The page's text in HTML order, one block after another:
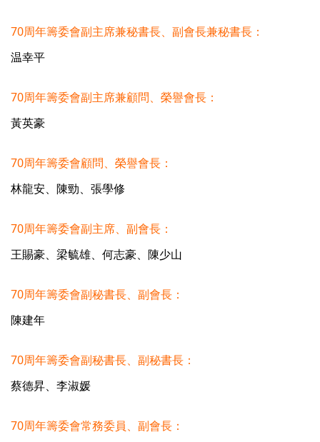
70周年籌委會副主席兼秘書長、副會長兼秘書長：
温幸平
70周年籌委會副主席兼顧問、榮譽會長：
黃英豪
70周年籌委會顧問、榮譽會長：
林龍安、陳勁、張學修
70周年籌委會副主席、副會長：
王賜豪、梁毓雄、何志豪、陳少山
70周年籌委會副秘書長、副會長：
陳建年
70周年籌委會副秘書長、副秘書長：
蔡德昇、李淑媛
70周年籌委會常務委員、副會長：